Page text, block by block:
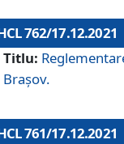
762/17.12.2021
Titlu:
Brașov.
761/17.12.2021